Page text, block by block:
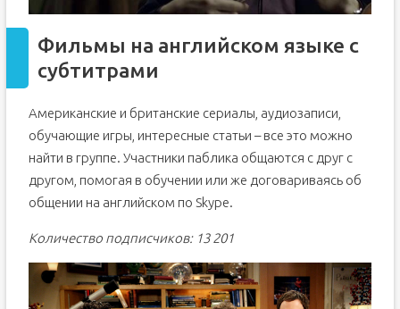
Фильмы на английском языке с
субтитрами
Американские и британские сериалы, аудиозаписи,
обучающие игры, интересные статьи – все это можно
найти в группе. Участники паблика общаются с друг с
другом, помогая в обучении или же договариваясь об
общении на английском по Skype.
Количество подписчиков: 13 201